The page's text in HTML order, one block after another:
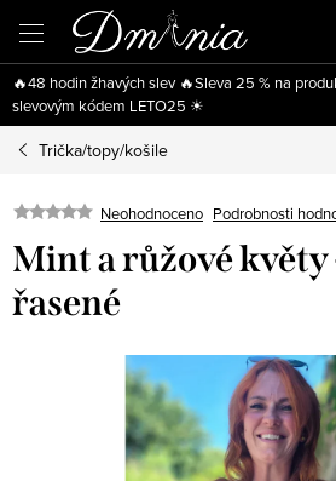
obsah
🔥48 hodin žhavých slev 🔥Sleva 25 % na
slevovým kódem LETO25 ☀
Trička/topy/košile
Neohodnoceno Podrobnosti
Mint a růžové květy
řasené